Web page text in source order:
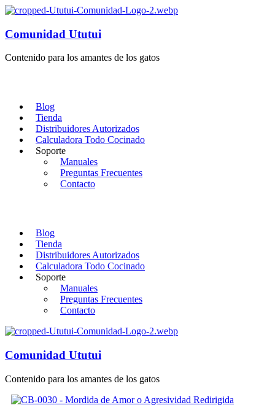
Comunidad Ututui
Contenido para los amantes de los gatos
Blog
Tienda
Distribuidores Autorizados
Calculadora Todo Cocinado
Soporte
Manuales
Preguntas Frecuentes
Contacto
Blog
Tienda
Distribuidores Autorizados
Calculadora Todo Cocinado
Soporte
Manuales
Preguntas Frecuentes
Contacto
Comunidad Ututui
Contenido para los amantes de los gatos